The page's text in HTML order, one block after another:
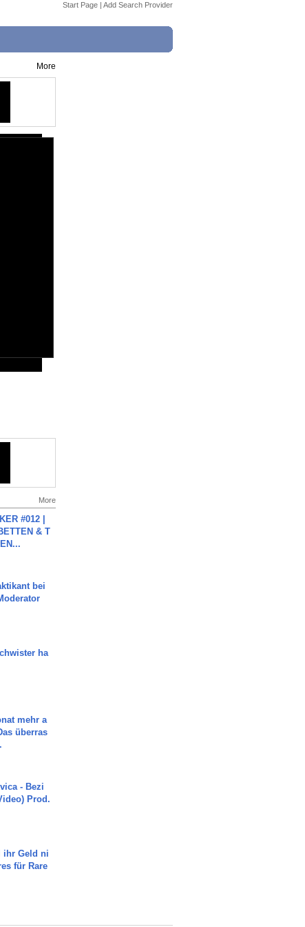
Start Page | Add Search Provider
More
More
#012 |
& T
bei
ha
mehr a
überras
- Bezi
Prod.
ihr Geld ni
für Rare